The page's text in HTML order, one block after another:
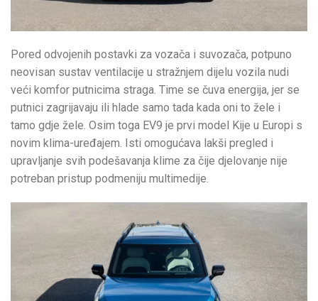
Pored odvojenih postavki za vozača i suvozača, potpuno
neovisan sustav ventilacije u stražnjem dijelu vozila nudi
veći komfor putnicima straga. Time se čuva energija, jer se
putnici zagrijavaju ili hlade samo tada kada oni to žele i
tamo gdje žele. Osim toga EV9 je prvi model Kije u Europi s
novim klima-uređajem. Isti omogućava lakši pregled i
upravljanje svih podešavanja klime za čije djelovanje nije
potreban pristup podmeniju multimedije.